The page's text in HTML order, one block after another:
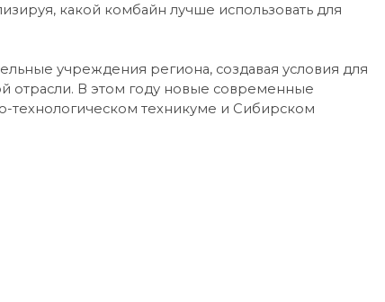
какой комбайн лучше использовать для
учреждения региона, создавая условия для
отрасли. В этом году новые современные
технологическом техникуме и Сибирском